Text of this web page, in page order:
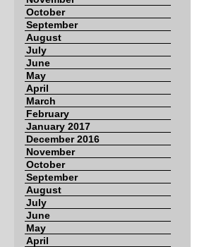
October
September
August
July
June
May
April
March
February
January 2017
December 2016
November
October
September
August
July
June
May
April